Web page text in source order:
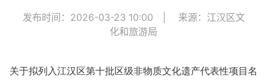
发布时间：2026-03-23 10:00
来源：江汉区文
化和旅游局
关于拟列入江汉区第十批区级非物质文化遗产代表性项目名